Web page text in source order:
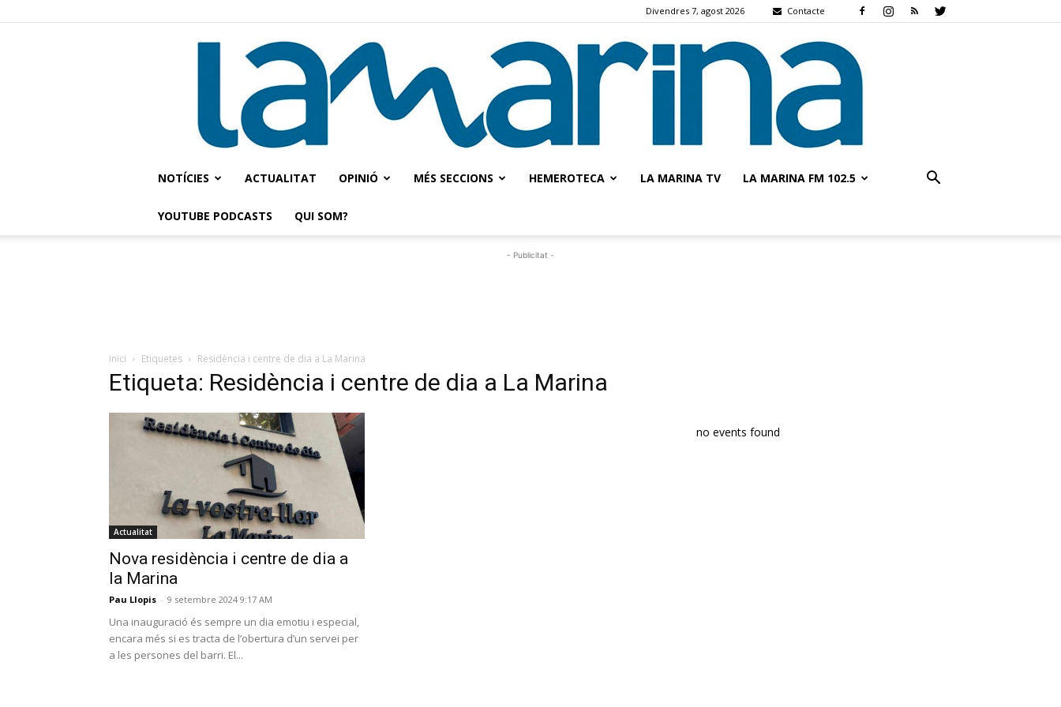
Divendres 7, agost 2026 Contacte
NOTÍCIES ACTUALITAT OPINIÓ MÉS SECCIONS HEMEROTECA LA MARINA TV LA MARINA FM 102.5
YOUTUBE PODCASTS QUI SOM?
- Publicitat -
Inici Etiquetes Residència i centre de dia a La Marina
Etiqueta: Residència i centre de dia a La Marina
Actualitat
Nova residència i centre de dia a
la Marina
Pau Llopis - 9 setembre 2024 9:17 AM
Una inauguració és sempre un dia emotiu i especial,
encara més si es tracta de l’obertura d’un servei per
a les persones del barri. El...
no events found